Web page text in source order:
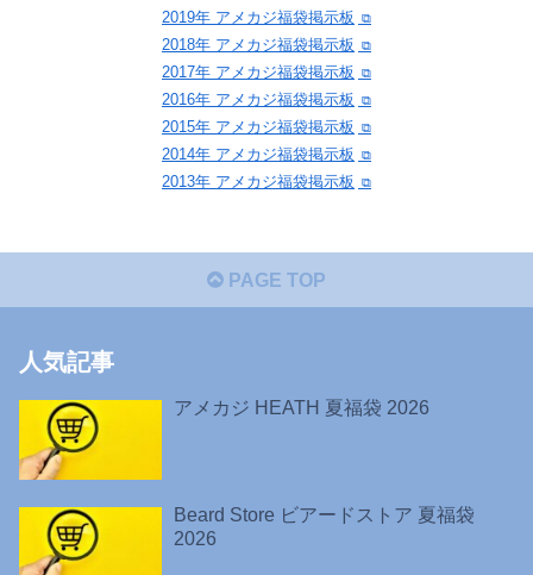
2019年 アメカジ福袋掲示板
2018年 アメカジ福袋掲示板
2017年 アメカジ福袋掲示板
2016年 アメカジ福袋掲示板
2015年 アメカジ福袋掲示板
2014年 アメカジ福袋掲示板
2013年 アメカジ福袋掲示板
PAGE TOP
人気記事
アメカジ HEATH 夏福袋 2026
Beard Store ビアードストア 夏福袋
2026